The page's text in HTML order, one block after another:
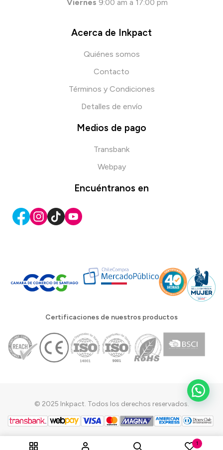
1
Viernes 9:00 am a 17:00 pm
Acerca de Inkpact
Quiénes somos
Contacto
Términos y Condiciones
Detalles de envío
Medios de pago
Transbank
Webpay
Encuéntranos en
Certificaciones de nuestros productos
© 2025 Inkpact. Todos los derechos reservados.